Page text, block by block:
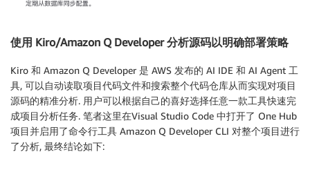
使用 Kiro/Amazon Q Developer 分析源码以明确部署策略
Kiro 和 Amazon Q Developer 是 AWS 发布的 AI IDE 和 AI Agent 工
具, 可以自动读取项目代码文件和搜索整个代码仓库从而实现对项目
源码的精准分析. 用户可以根据自己的喜好选择任意一款工具快速完
成项目分析任务. 笔者这里在Visual Studio Code 中打开了 One Hub
项目并启用了命令行工具 Amazon Q Developer CLI 对整个项目进行
了分析, 最终结论如下: